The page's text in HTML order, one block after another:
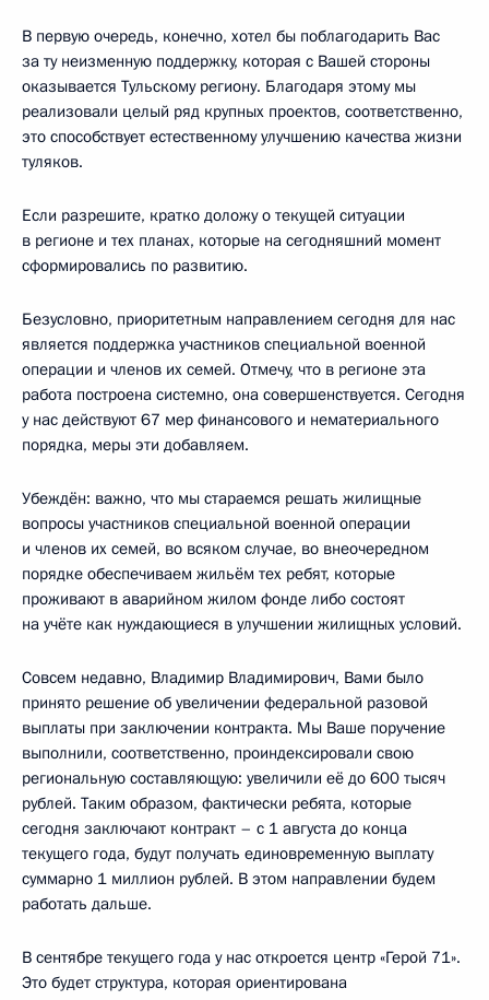
В первую очередь, конечно, хотел бы поблагодарить Вас
за ту неизменную поддержку, которая с Вашей стороны
оказывается Тульскому региону. Благодаря этому мы
реализовали целый ряд крупных проектов, соответственно,
это способствует естественному улучшению качества жизни
туляков.
Если разрешите, кратко доложу о текущей ситуации
в регионе и тех планах, которые на сегодняшний момент
сформировались по развитию.
Безусловно, приоритетным направлением сегодня для нас
является поддержка участников специальной военной
операции и членов их семей. Отмечу, что в регионе эта
работа построена системно, она совершенствуется. Сегодня
у нас действуют 67 мер финансового и нематериального
порядка, меры эти добавляем.
Убеждён: важно, что мы стараемся решать жилищные
вопросы участников специальной военной операции
и членов их семей, во всяком случае, во внеочередном
порядке обеспечиваем жильём тех ребят, которые
проживают в аварийном жилом фонде либо состоят
на учёте как нуждающиеся в улучшении жилищных условий.
Совсем недавно, Владимир Владимирович, Вами было
принято решение об увеличении федеральной разовой
выплаты при заключении контракта. Мы Ваше поручение
выполнили, соответственно, проиндексировали свою
региональную составляющую: увеличили её до 600 тысяч
рублей. Таким образом, фактически ребята, которые
сегодня заключают контракт – с 1 августа до конца
текущего года, будут получать единовременную выплату
суммарно 1 миллион рублей. В этом направлении будем
работать дальше.
В сентябре текущего года у нас откроется центр «Герой 71».
Это будет структура, которая ориентирована